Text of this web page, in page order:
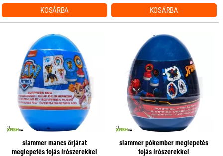
KOSÁRBA KOSÁRBA
slammer mancs őrjárat
meglepetés tojás írószerekkel
slammer pókember meglepetés
tojás írószerekkel